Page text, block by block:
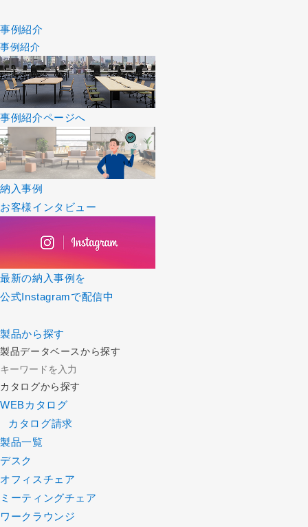
事例紹介
事例紹介
事例紹介ページへ
納入事例
お客様インタビュー
最新の納入事例を
公式Instagramで配信中
製品から探す
製品データベースから探す
カタログから探す
WEBカタログ
カタログ請求
製品一覧
デスク
オフィスチェア
ミーティングチェア
ワークラウンジ